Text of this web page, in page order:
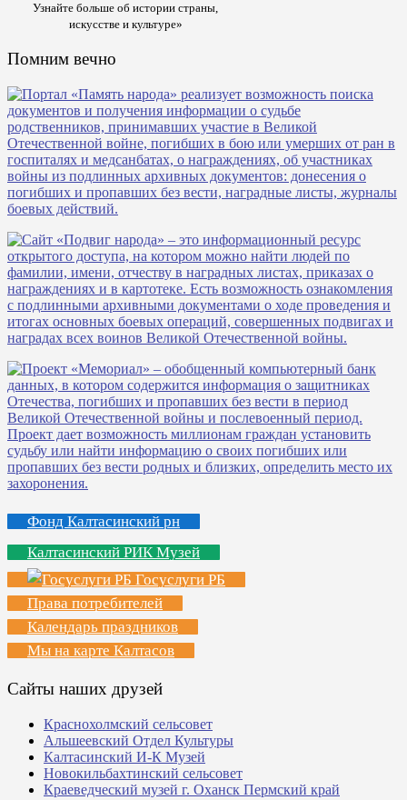
Узнайте больше об истории страны,
искусстве и культуре»
Помним вечно
Фонд Калтасинский рн
Калтасинский РИК Музей
Госуслуги РБ
Права потребителей
Календарь праздников
Мы на карте Калтасов
Сайты наших друзей
Краснохолмский сельсовет
Альшеевский Отдел Культуры
Калтасинский И-К Музей
Новокильбахтинский сельсовет
Краеведческий музей г. Оханск Пермский край